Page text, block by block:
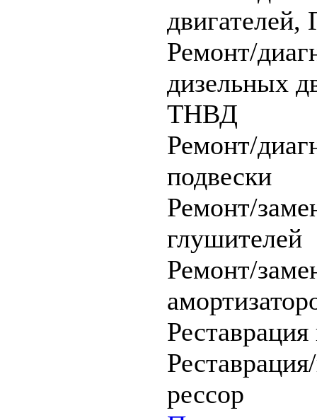
Ремонт/
дизельных
ТНВД
Ремонт/
подвески
Ремонт/
глушителей
Ремонт/
рессор